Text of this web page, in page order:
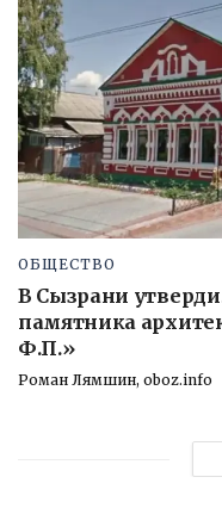
ОБЩЕСТВО
В Сызрани
памятника
Ф.П.»
Роман Лямшин, oboz.info